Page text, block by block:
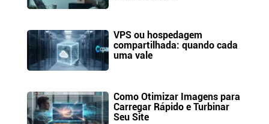
VPS ou hospedagem
compartilhada: quando cada
uma vale
Como Otimizar Imagens para
Carregar Rápido e Turbinar
Seu Site